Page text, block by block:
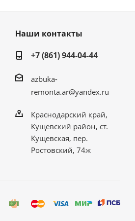
Наши контакты
+7 (861) 944-04-44
azbuka-
remonta.ar@yandex.ru
Краснодарский край,
Кущевский район, ст.
Кущевская, пер.
Ростовский, 74ж